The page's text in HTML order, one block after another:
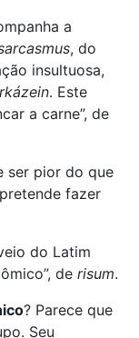
a
, do
insultuosa,
. Este
a carne”, de
ser pior do que
fazer
do Latim
de risum.
? Parece que
Seu